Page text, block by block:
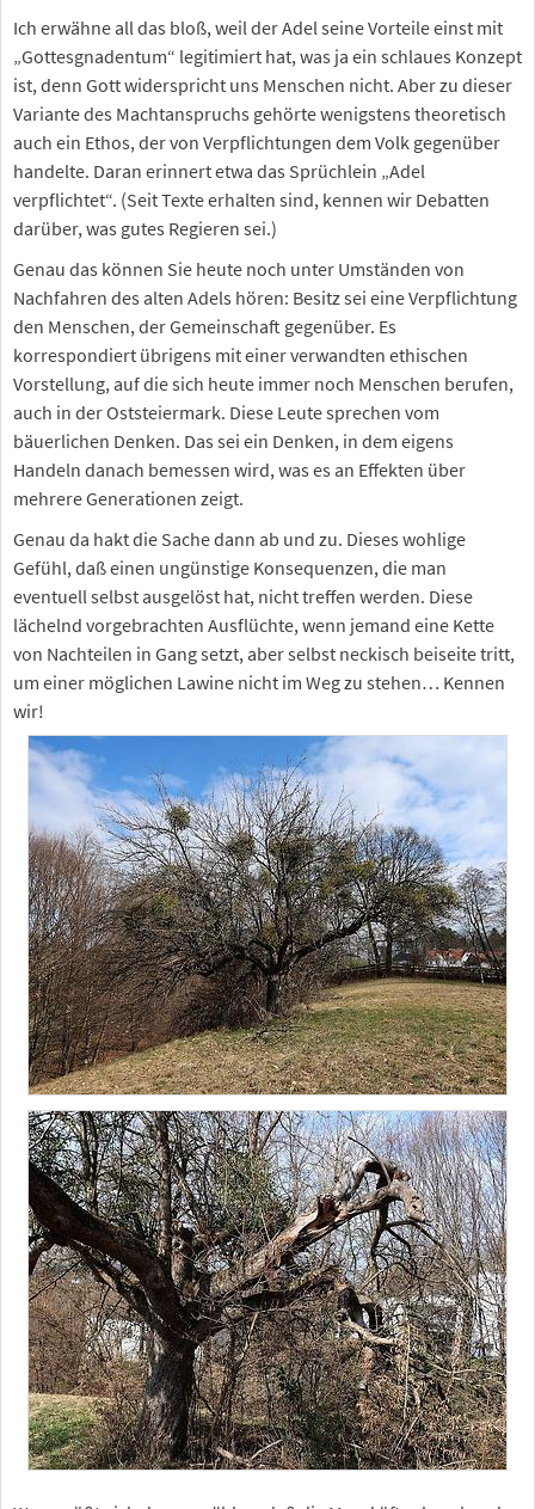
Ich erwähne all das bloß, weil der Adel seine Vorteile einst mit
„Gottesgnadentum“ legitimiert hat, was ja ein schlaues Konzept
ist, denn Gott widerspricht uns Menschen nicht. Aber zu dieser
Variante des Machtanspruchs gehörte wenigstens theoretisch
auch ein Ethos, der von Verpflichtungen dem Volk gegenüber
handelte. Daran erinnert etwa das Sprüchlein „Adel
verpflichtet“. (Seit Texte erhalten sind, kennen wir Debatten
darüber, was gutes Regieren sei.)
Genau das können Sie heute noch unter Umständen von
Nachfahren des alten Adels hören: Besitz sei eine Verpflichtung
den Menschen, der Gemeinschaft gegenüber. Es
korrespondiert übrigens mit einer verwandten ethischen
Vorstellung, auf die sich heute immer noch Menschen berufen,
auch in der Oststeiermark. Diese Leute sprechen vom
bäuerlichen Denken. Das sei ein Denken, in dem eigens
Handeln danach bemessen wird, was es an Effekten über
mehrere Generationen zeigt.
Genau da hakt die Sache dann ab und zu. Dieses wohlige
Gefühl, daß einen ungünstige Konsequenzen, die man
eventuell selbst ausgelöst hat, nicht treffen werden. Diese
lächelnd vorgebrachten Ausflüchte, wenn jemand eine Kette
von Nachteilen in Gang setzt, aber selbst neckisch beiseite tritt,
um einer möglichen Lawine nicht im Weg zu stehen… Kennen
wir!